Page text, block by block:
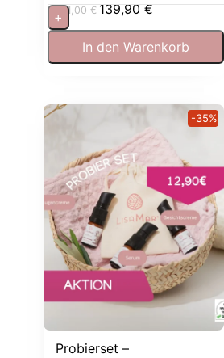
181,00€ 139,90€
+
In den Warenkorb
Probierset –
-35%